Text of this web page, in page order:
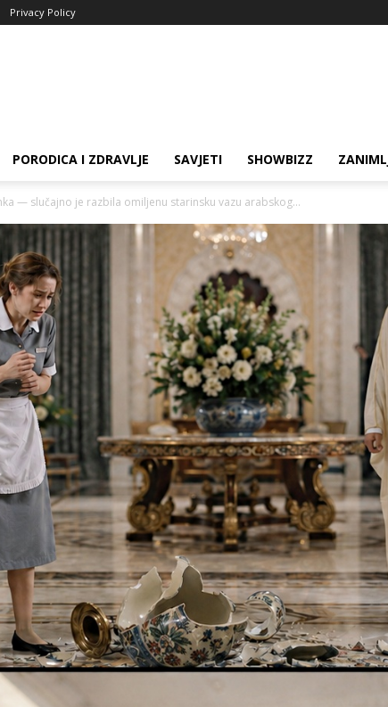
Privacy Policy
PORODICA I ZDRAVLJE SAVJETI SHOWBIZZ
— slučajno je razbila omiljenu starinsku vazu arabskog...